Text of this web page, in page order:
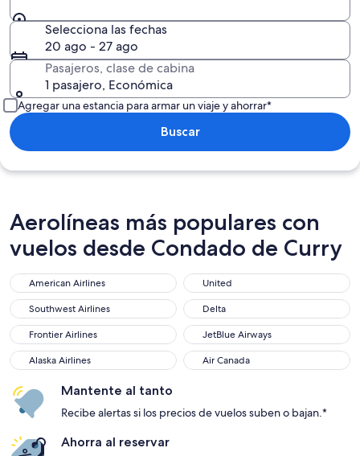
Selecciona las fechas
20 ago - 27 ago
Pasajeros, clase de cabina
1 pasajero, Económica
Agregar una estancia para armar un viaje y ahorrar*
Buscar
Aerolíneas más populares con
vuelos desde Condado de Curry
American Airlines
United
Southwest Airlines
Delta
Frontier Airlines
JetBlue Airways
Alaska Airlines
Air Canada
Mantente al tanto
Recibe alertas si los precios de vuelos suben o bajan.*
Ahorra al reservar